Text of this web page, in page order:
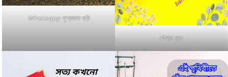
Whatsapp সুপ্রভাত ছবি
গৌতম বুদ্ধ